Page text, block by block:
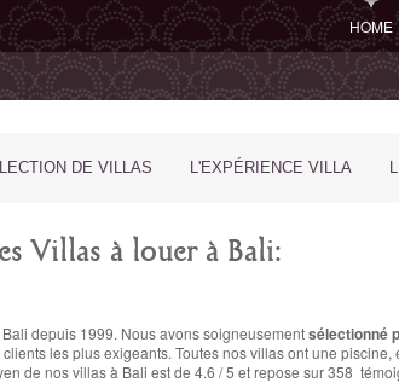
HOME
DE VILLAS L'EXPÉRIENCE VILLA
Villas à louer à Bali:
depuis 1999. Nous avons soigneusementsélectionné
les plus exigeants. Toutes nos villas ont une piscine,
de nos villas à Bali est de 4.6 /5 et repose sur358